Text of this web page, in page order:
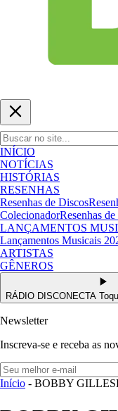
INÍCIO
NOTÍCIAS
HISTÓRIAS
RESENHAS
Resenhas de Discos
ColecionadorResenhas
LANÇAMENTOS
Lançamentos Musicais
ARTISTAS
GÊNEROS
RÁDIO DISCONECTA
Newsletter
Inscreva-se e receba as
Início - BOBBY